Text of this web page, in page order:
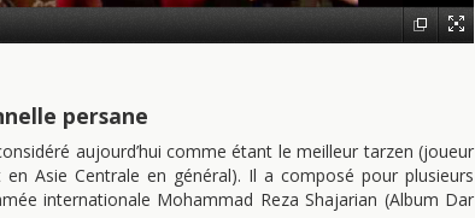
persane
aujourd’hui comme étant le meilleur tarzen (joueur
Asie Centrale en général). Il a composé pour plusieurs
internationale Mohammad Reza Shajarian (Album Dar